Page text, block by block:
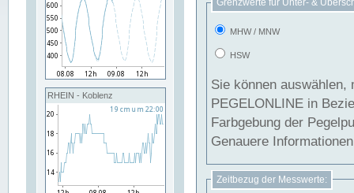
RHEIN - Koblenz
Grenzwerte für Unter- &
MHW / MNW
HSW
Sie können
PEGELONLINE in Beziehung
Farbgebung der
Genauere
Zeitbezug der Messwerte: